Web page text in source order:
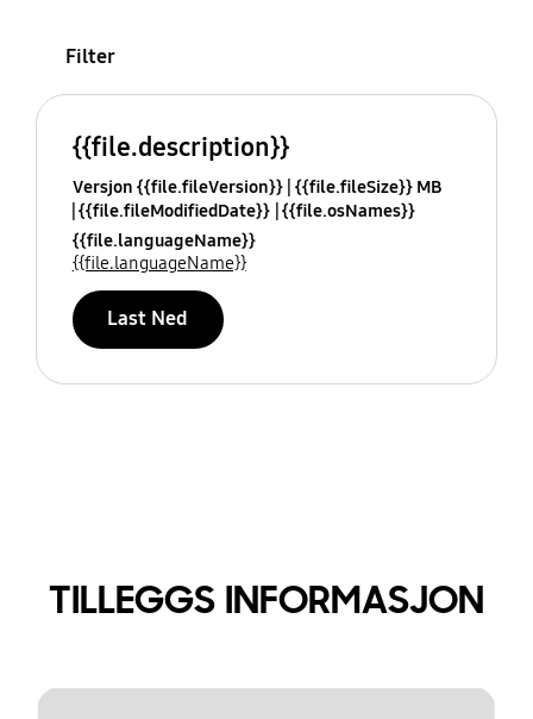
Filter
{{file.description}}
Versjon {{file.fileVersion}} {{file.fileSize}} MB
{{file.fileModifiedDate}} {{file.osNames}}
{{file.languageName}}
{{file.languageName}}
Last Ned
TILLEGGS INFORMASJON